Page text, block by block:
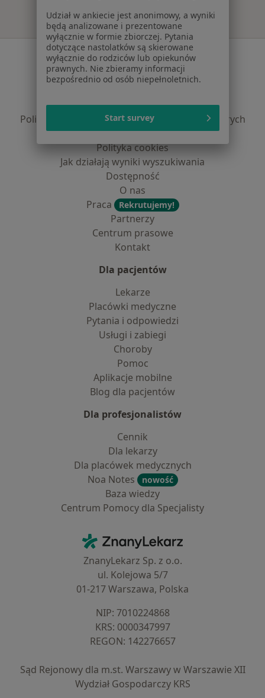
Serwis
Regulamin
Polityka prywatności profesjonalistów
Polityka prywatności dla profesjonalistów, których
dane pozyskaliśmy samodzielnie
Polityka cookies
Jak działają wyniki wyszukiwania
Dostępność
O nas
Praca
Rekrutujemy!
Partnerzy
Centrum prasowe
Kontakt
Dla pacjentów
Lekarze
Placówki medyczne
Pytania i odpowiedzi
Usługi i zabiegi
Choroby
Pomoc
Aplikacje mobilne
Blog dla pacjentów
Dla profesjonalistów
Cennik
Dla lekarzy
Dla placówek medycznych
Noa Notes
nowość
Baza wiedzy
Centrum Pomocy dla Specjalisty
ZnanyLekarz - Strona główna
ZnanyLekarz Sp. z o.o.
ul. Kolejowa 5/7
01-217 Warszawa, Polska
NIP: ⁠7010224868
KRS: ⁠0000347997
REGON: ⁠142276657
Sąd Rejonowy dla m.st. Warszawy w Warszawie XII
Wydział Gospodarczy KRS
Udział w ankiecie jest anonimowy, a wyniki
będą analizowane i prezentowane
wyłącznie w formie zbiorczej. Pytania
dotyczące nastolatków są skierowane
wyłącznie do rodziców lub opiekunów
prawnych. Nie zbieramy informacji
bezpośrednio od osób niepełnoletnich.
Start survey